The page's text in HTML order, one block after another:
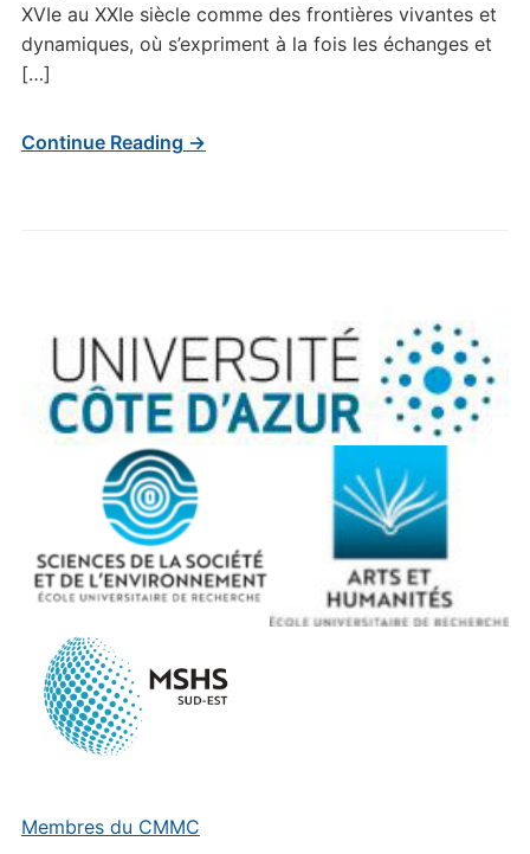
Membres du CMMC
XVIe au XXIe siècle comme des frontières vivantes et
dynamiques, où s’expriment à la fois les échanges et
[…]
Continue Reading →